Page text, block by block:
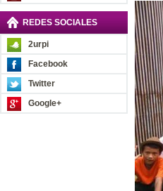
REDES SOCIALES
2urpi
Facebook
Twitter
Google+